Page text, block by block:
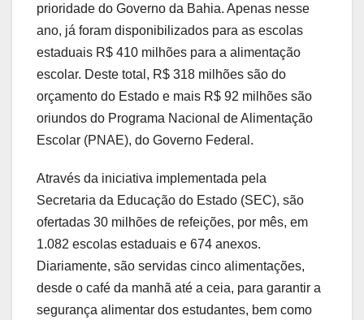
prioridade do Governo da Bahia. Apenas nesse
ano, já foram disponibilizados para as escolas
estaduais R$ 410 milhões para a alimentação
escolar. Deste total, R$ 318 milhões são do
orçamento do Estado e mais R$ 92 milhões são
oriundos do Programa Nacional de Alimentação
Escolar (PNAE), do Governo Federal.
Através da iniciativa implementada pela
Secretaria da Educação do Estado (SEC), são
ofertadas 30 milhões de refeições, por mês, em
1.082 escolas estaduais e 674 anexos.
Diariamente, são servidas cinco alimentações,
desde o café da manhã até a ceia, para garantir a
segurança alimentar dos estudantes, bem como